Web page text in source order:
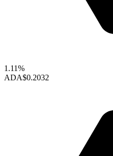
1.11%
ADA$0.2032